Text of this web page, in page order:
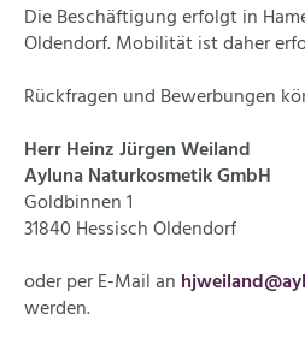
Die Beschäftigung erfolgt in
Oldendorf. Mobilität ist daher
Rückfragen und Bewerbungen
Herr Heinz Jürgen Weiland
Ayluna Naturkosmetik GmbH
Goldbinnen 1
31840 Hessisch Oldendorf
oder per E-Mail an
werden.